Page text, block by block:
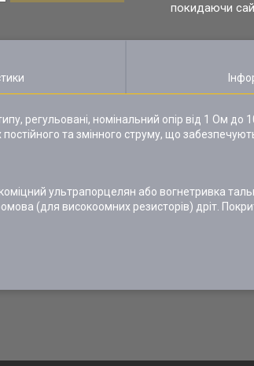
покидаючи
регульовані, номінальний опір від 1 Ом
та змінного струму, що
ультрапорцелян або вогнетривка
(для високоомних резисторів) дріт.